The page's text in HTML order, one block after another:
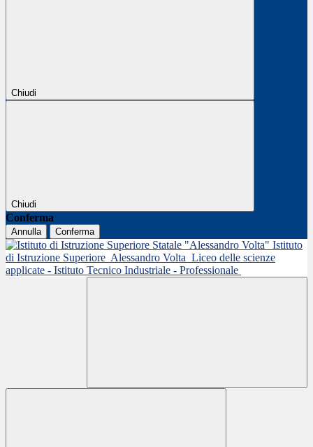
Chiudi
Chiudi
Conferma
Annulla Conferma
Istituto
di Istruzione Superiore Alessandro Volta Liceo delle scienze
applicate - Istituto Tecnico Industriale - Professionale